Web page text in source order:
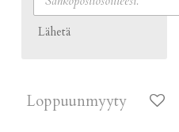
Lähetä
Loppuunmyyty